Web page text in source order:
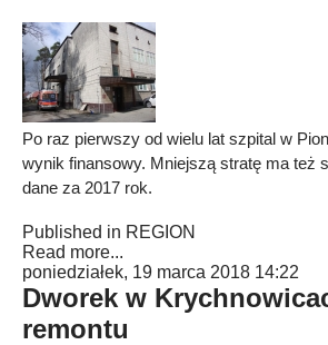
Po raz pierwszy od wielu lat szpital w
wynik finansowy. Mniejszą stratę ma też
dane za 2017 rok.
Published in REGION
Read more...
poniedziałek, 19 marca 2018 14:22
Dworek w
remontu